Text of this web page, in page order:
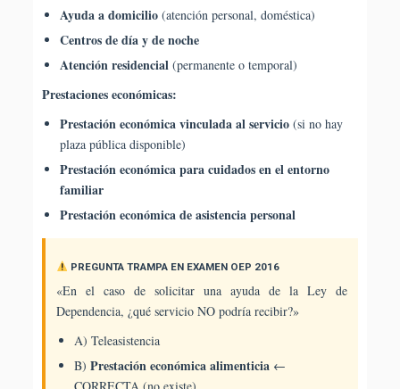
Ayuda a domicilio (atención personal, doméstica)
Centros de día y de noche
Atención residencial (permanente o temporal)
Prestaciones económicas:
Prestación económica vinculada al servicio (si no hay
plaza pública disponible)
Prestación económica para cuidados en el entorno
familiar
Prestación económica de asistencia personal
PREGUNTA TRAMPA EN EXAMEN OEP 2016
«En el caso de solicitar una ayuda de la Ley de
Dependencia, ¿qué servicio NO podría recibir?»
A) Teleasistencia
B)Prestación económica alimenticia ←
CORRECTA (no existe)